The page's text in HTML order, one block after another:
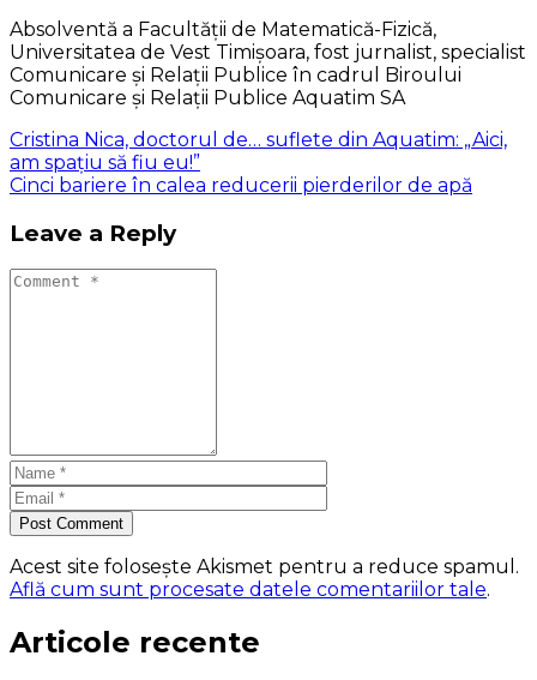
Absolventă a Facultății de Matematică-Fizică,
Universitatea de Vest Timișoara, fost jurnalist, specialist
Comunicare și Relații Publice în cadrul Biroului
Comunicare și Relații Publice Aquatim SA
Cristina Nica, doctorul de… suflete din Aquatim: „Aici,
am spațiu să fiu eu!”
Cinci bariere în calea reducerii pierderilor de apă
Leave a Reply
Post Comment
Acest site folosește Akismet pentru a reduce spamul.
Află cum sunt procesate datele comentariilor tale.
Articole recente